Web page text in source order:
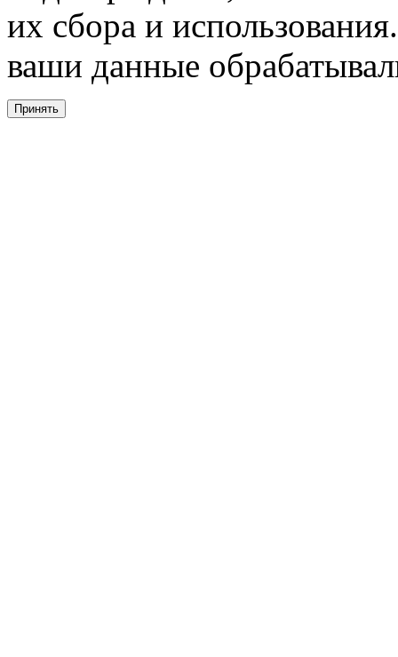
их сбора и
ваши данные
Принять